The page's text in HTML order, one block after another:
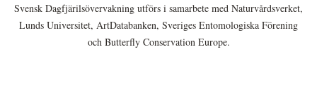
Svensk Dagfjärilsövervakning utförs i samarbete med Naturvårdsverket,
Lunds Universitet, ArtDatabanken, Sveriges Entomologiska Förening
och Butterfly Conservation Europe.